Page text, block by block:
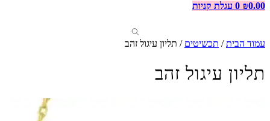
₪0.00
0 עגלת קניות
עמוד הבית/ תכשיטים / תליון עיגול זהב
תליון עיגול זהב